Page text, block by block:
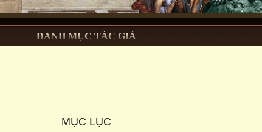
DANH MỤC TÁC GIẢ
MỤC LỤC